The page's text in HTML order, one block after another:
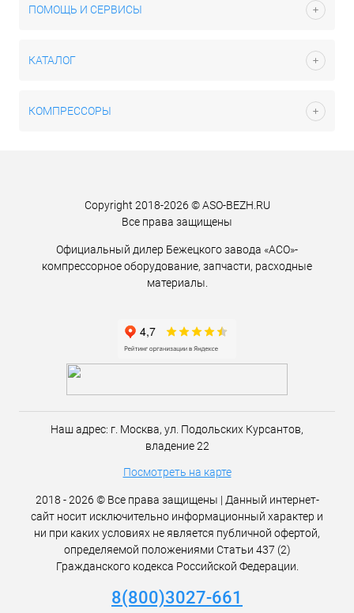
ПОМОЩЬ И СЕРВИСЫ
КАТАЛОГ
КОМПРЕССОРЫ
Copyright 2018-2026 © ASO-BEZH.RU
Все права защищены
Официальный дилер Бежецкого завода «АСО»-
компрессорное оборудование, запчасти, расходные
материалы.
Наш адрес: г. Москва, ул. Подольских Курсантов,
владение 22
Посмотреть на карте
2018 - 2026 © Все права защищены | Данный интернет-
сайт носит исключительно информационный характер и
ни при каких условиях не является публичной офертой,
определяемой положениями Статьи 437 (2)
Гражданского кодекса Российской Федерации.
8(800)3027-661